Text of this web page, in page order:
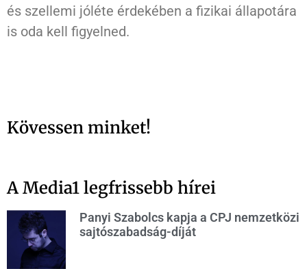
és szellemi jóléte érdekében a fizikai állapotára
is oda kell figyelned.
Kövessen minket!
A Media1 legfrissebb hírei
Panyi Szabolcs kapja a CPJ nemzetközi
sajtószabadság-díját